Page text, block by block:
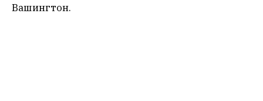
Вашингтон.